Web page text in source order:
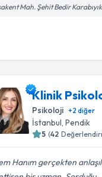
Mah. Şehit Bedir
Klinik
Psikoloji +2 diğer
İstanbul, Pendik
5 (42
Hanım gerçekten